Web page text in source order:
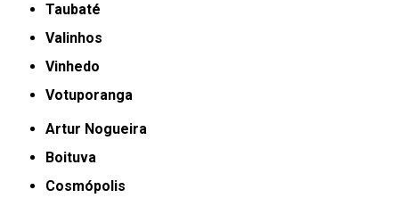
Taubaté
Valinhos
Vinhedo
Votuporanga
Artur Nogueira
Boituva
Cosmópolis